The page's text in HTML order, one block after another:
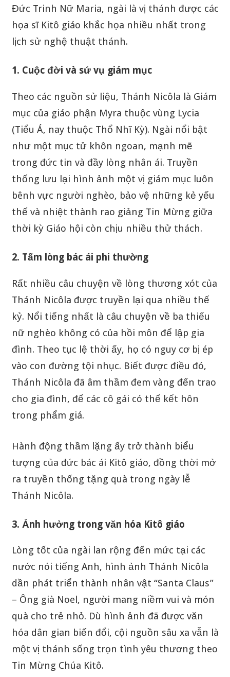
Đức Trinh Nữ Maria, ngài là vị thánh được các
họa sĩ Kitô giáo khắc họa nhiều nhất trong
lịch sử nghệ thuật thánh.
1. Cuộc đời và sứ vụ giám mục
Theo các nguồn sử liệu, Thánh Nicôla là Giám
mục của giáo phận Myra thuộc vùng Lycia
(Tiểu Á, nay thuộc Thổ Nhĩ Kỳ). Ngài nổi bật
như một mục tử khôn ngoan, mạnh mẽ
trong đức tin và đầy lòng nhân ái. Truyền
thống lưu lại hình ảnh một vị giám mục luôn
bênh vực người nghèo, bảo vệ những kẻ yếu
thế và nhiệt thành rao giảng Tin Mừng giữa
thời kỳ Giáo hội còn chịu nhiều thử thách.
2. Tấm lòng bác ái phi thường
Rất nhiều câu chuyện về lòng thương xót của
Thánh Nicôla được truyền lại qua nhiều thế
kỷ. Nổi tiếng nhất là câu chuyện về ba thiếu
nữ nghèo không có của hồi môn để lập gia
đình. Theo tục lệ thời ấy, họ có nguy cơ bị ép
vào con đường tội nhục. Biết được điều đó,
Thánh Nicôla đã âm thầm đem vàng đến trao
cho gia đình, để các cô gái có thể kết hôn
trong phẩm giá.
Hành động thầm lặng ấy trở thành biểu
tượng của đức bác ái Kitô giáo, đồng thời mở
ra truyền thống tặng quà trong ngày lễ
Thánh Nicôla.
3. Ảnh hưởng trong văn hóa Kitô giáo
Lòng tốt của ngài lan rộng đến mức tại các
nước nói tiếng Anh, hình ảnh Thánh Nicôla
dần phát triển thành nhân vật “Santa Claus”
– Ông già Noel, người mang niềm vui và món
quà cho trẻ nhỏ. Dù hình ảnh đã được văn
hóa dân gian biến đổi, cội nguồn sâu xa vẫn là
một vị thánh sống trọn tình yêu thương theo
Tin Mừng Chúa Kitô.